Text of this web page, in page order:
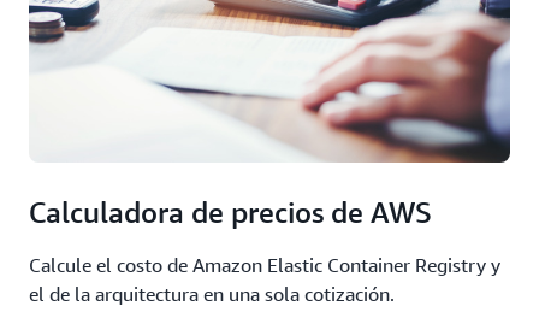
Calculadora de precios de AWS
Calcule el costo de Amazon Elastic Container Registry y
el de la arquitectura en una sola cotización.